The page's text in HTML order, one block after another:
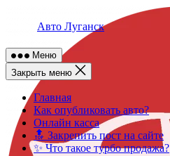
Авто Луганск
Меню
Закрыть меню
Главная
Как опубликовать авто?
Онлайн касса
🔝 Закрепить пост на сайте
✨ Что такое турбо продажа?